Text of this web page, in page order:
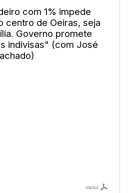
com 1% impede
centro de Oeiras, seja
Governo promete
indivisas" (com José
inclui